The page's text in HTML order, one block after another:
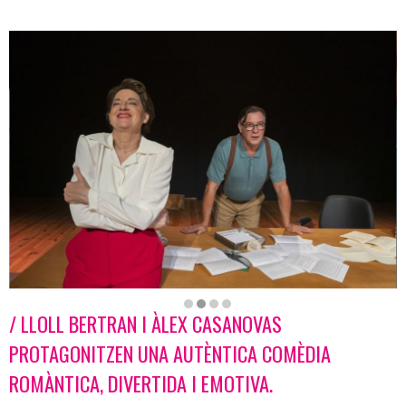
Diapositiva 2 de 4
/ LLOLL BERTRAN I ÀLEX CASANOVAS
PROTAGONITZEN UNA AUTÈNTICA COMÈDIA
ROMÀNTICA, DIVERTIDA I EMOTIVA.